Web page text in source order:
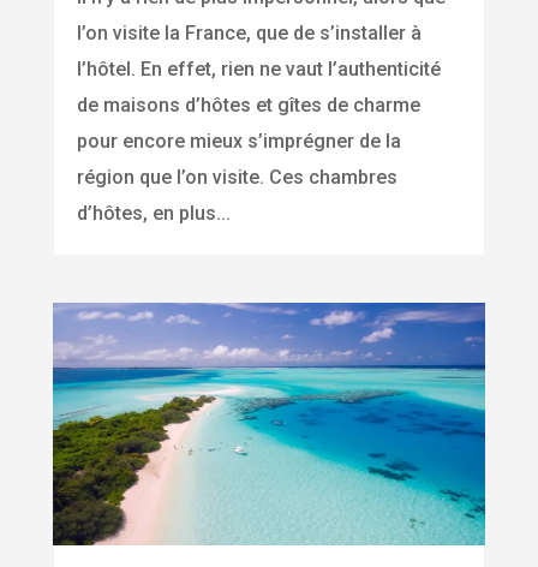
l’on visite la France, que de s’installer à
l’hôtel. En effet, rien ne vaut l’authenticité
de maisons d’hôtes et gîtes de charme
pour encore mieux s’imprégner de la
région que l’on visite. Ces chambres
d’hôtes, en plus...